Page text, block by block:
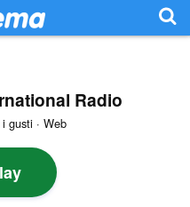
Radio
gusti · Web